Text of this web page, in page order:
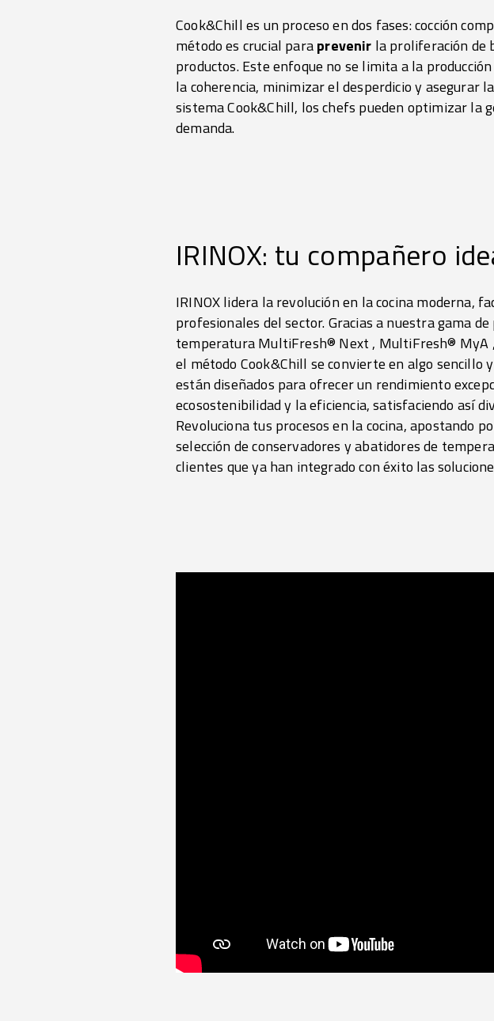
Cook&Chill es un proceso en dos fases: cocción
método es crucial paraprevenir la proliferación de
productos. Este enfoque no se limita a la
la coherencia, minimizar el desperdicio y asegurar
sistema Cook&Chill, los chefs pueden optimizar la
demanda.
IRINOX: tu compañero
IRINOX lidera la revolución en la cocina moderna,
profesionales del sector. Gracias a nuestra gama
temperaturaMultiFresh® Next , MultiFresh® MyA
el método Cook&Chill se convierte en algo sencillo
están diseñados para ofrecer un rendimiento
ecosostenibilidad y la eficiencia, satisfaciendo así
Revoluciona tus procesos en la cocina, apostando
selección de conservadores y abatidores de
clientes que ya han integrado con éxito las